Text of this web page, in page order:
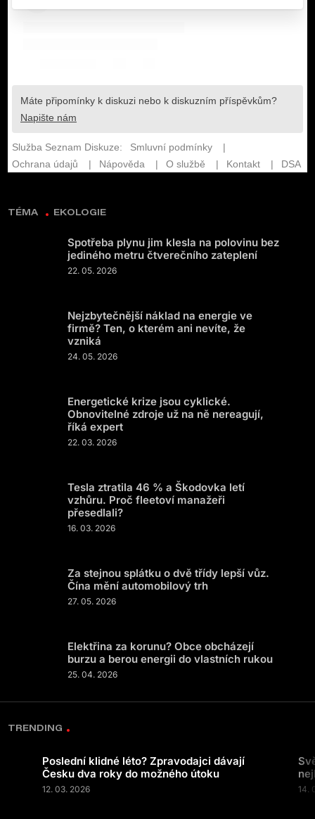
TÉMA EKOLOGIE
Spotřeba plynu jim klesla na polovinu bez
jediného metru čtverečního zateplení
22. 05. 2026
Nejzbytečnější náklad na energie ve
firmě? Ten, o kterém ani nevíte, že
vzniká
24. 05. 2026
Energetické krize jsou cyklické.
Obnovitelné zdroje už na ně nereagují,
říká expert
22. 03. 2026
Tesla ztratila 46 % a Škodovka letí
vzhůru. Proč fleetoví manažeři
přesedlali?
16. 03. 2026
Za stejnou splátku o dvě třídy lepší vůz.
Čína mění automobilový trh
27. 05. 2026
Elektřina za korunu? Obce obcházejí
burzu a berou energii do vlastních rukou
25. 04. 2026
TRENDING
Poslední klidné léto? Zpravodajci dávají
Česku dva roky do možného útoku
12. 03. 2026 14.